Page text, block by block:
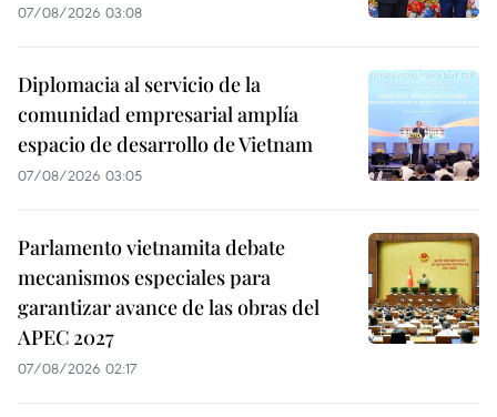
07/08/2026 03:08
Diplomacia al servicio de la
comunidad empresarial amplía
espacio de desarrollo de Vietnam
07/08/2026 03:05
Parlamento vietnamita debate
mecanismos especiales para
garantizar avance de las obras del
APEC 2027
07/08/2026 02:17